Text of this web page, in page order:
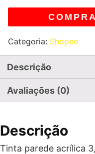
Categoria: Shopee
Descrição
Avaliações (0)
Descrição
Tinta parede acrílica